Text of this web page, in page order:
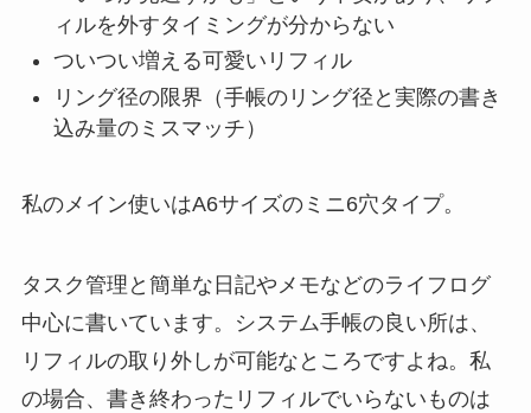
ィルを外すタイミングが分からない
ついつい増える可愛いリフィル
リング径の限界（手帳のリング径と実際の書き
込み量のミスマッチ）
私のメイン使いはA6サイズのミニ6穴タイプ。
タスク管理と簡単な日記やメモなどのライフログ
中心に書いています。システム手帳の良い所は、
リフィルの取り外しが可能なところですよね。私
の場合、書き終わったリフィルでいらないものは